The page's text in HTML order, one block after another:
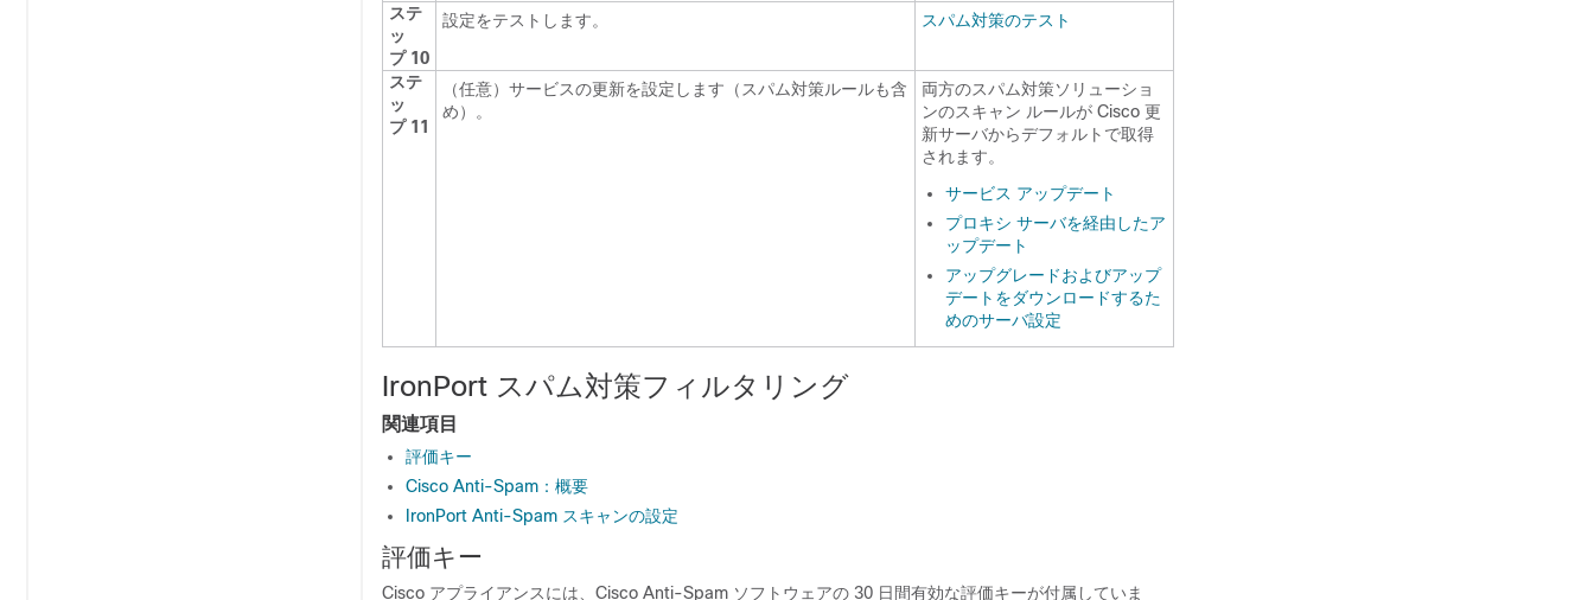
ステ
ッ
プ 10
設定をテストします。 スパム対策のテスト
ステ
ッ
プ 11
（任意）サービスの更新を設定します（スパム対策ルールも含
め）。
両方のスパム対策ソリューショ
ンのスキャン ルールが Cisco 更
新サーバからデフォルトで取得
されます。
サービス アップデート
プロキシ サーバを経由したア
ップデート
アップグレードおよびアップ
デートをダウンロードするた
めのサーバ設定
IronPort スパム対策フィルタリング
関連項目
評価キー
Cisco Anti-Spam：概要
IronPort Anti-Spam スキャンの設定
評価キー
Cisco アプライアンスには、Cisco Anti-Spam ソフトウェアの 30 日間有効な評価キーが付属していま